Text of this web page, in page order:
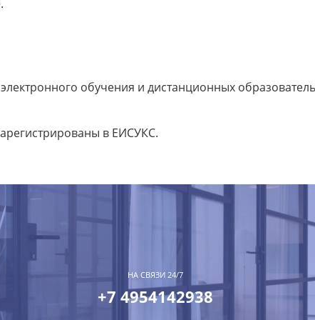
обучения и дистанционных
в ЕИСУКС.
НА СВЯЗИ 24/7
+7 4954142938